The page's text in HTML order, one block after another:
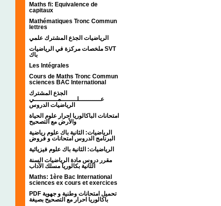
Maths fi: Equivalence de
capitaux
Mathématiques Tronc Commun
lettres
الرياضيات الجذع المشترك علمي
ملخصات مركزة في الرياضيات SVT
باك
Les Intégrales
Cours de Maths Tronc Commun
sciences BAC International
الجذع المشترك
عـــــــــــلــــــــمــــــــــــي
الرياضيات الدروس
امتحانات الباكالوريا احرار علوم الحياة
والأرض مع التصحيح
الرياضيات: الثانية باك علوم رياضية
البرنامج الدروس امتحانات و فروض
الرياضيات: الثانية باك علوم فيزيائية
مقرر دروس مادة الرياضيات السنة
الثانية بكالوريا مسلك الآداب
Maths: 1ère Bac International
sciences ex cours et exercices
PDF تحميل امتحانات وطنية و جهوية
باكالوريا احرار مع التصحيح بصيغة